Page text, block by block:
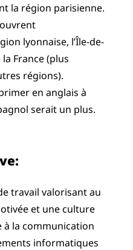
la région parisienne.
lyonnaise, l’Île-de-
France (plus
régions).
en anglais à
serait un plus.
travail valorisant au
et une culture
la communication
informatiques